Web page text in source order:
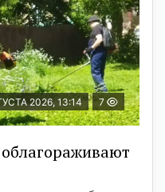
2026, 13:14 7